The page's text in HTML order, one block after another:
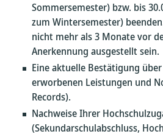
Sommersemester) bzw. bis
zum Wintersemester)
nicht mehr als 3 Monate vor
Anerkennung ausgestellt sein.
Eine aktuelle Bestätigung
erworbenen Leistungen und
Records).
Nachweise Ihrer
(Sekundarschulabschluss,